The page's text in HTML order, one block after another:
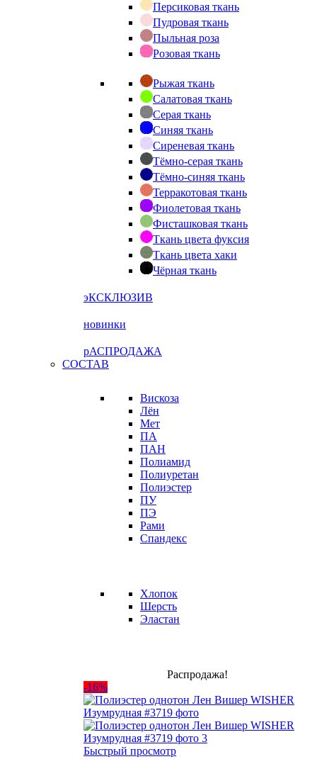
Персиковая ткань
Пудровая ткань
Пыльная роза
Розовая ткань
Рыжая ткань
Салатовая ткань
Серая ткань
Синяя ткань
Сиреневая ткань
Тёмно-серая ткань
Тёмно-синяя ткань
Терракотовая ткань
Фиолетовая ткань
Фисташковая ткань
Ткань цвета фуксия
Ткань цвета хаки
Чёрная ткань
эКСКЛЮЗИВ
новинки
рАСПРОДАЖА
СОСТАВ
Вискоза
Лён
Мет
ПА
ПАН
Полиамид
Полиуретан
Полиэстер
ПУ
ПЭ
Рами
Спандекс
Хлопок
Шерсть
Эластан
Распродажа!
-16%
Быстрый просмотр